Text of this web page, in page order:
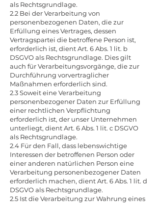
als Rechtsgrundlage.
2.2 Bei der Verarbeitung von
personenbezogenen Daten, die zur
Erfüllung eines Vertrages, dessen
Vertragspartei die betroffene Person ist,
erforderlich ist, dient Art. 6 Abs. 1 lit. b
DSGVO als Rechtsgrundlage. Dies gilt
auch für Verarbeitungsvorgänge, die zur
Durchführung vorvertraglicher
Maßnahmen erforderlich sind.
2.3 Soweit eine Verarbeitung
personenbezogener Daten zur Erfüllung
einer rechtlichen Verpflichtung
erforderlich ist, der unser Unternehmen
unterliegt, dient Art. 6 Abs. 1 lit. c DSGVO
als Rechtsgrundlage.
2.4 Für den Fall, dass lebenswichtige
Interessen der betroffenen Person oder
einer anderen natürlichen Person eine
Verarbeitung personenbezogener Daten
erforderlich machen, dient Art. 6 Abs. 1 lit. d
DSGVO als Rechtsgrundlage.
2.5 Ist die Verarbeitung zur Wahrung eines